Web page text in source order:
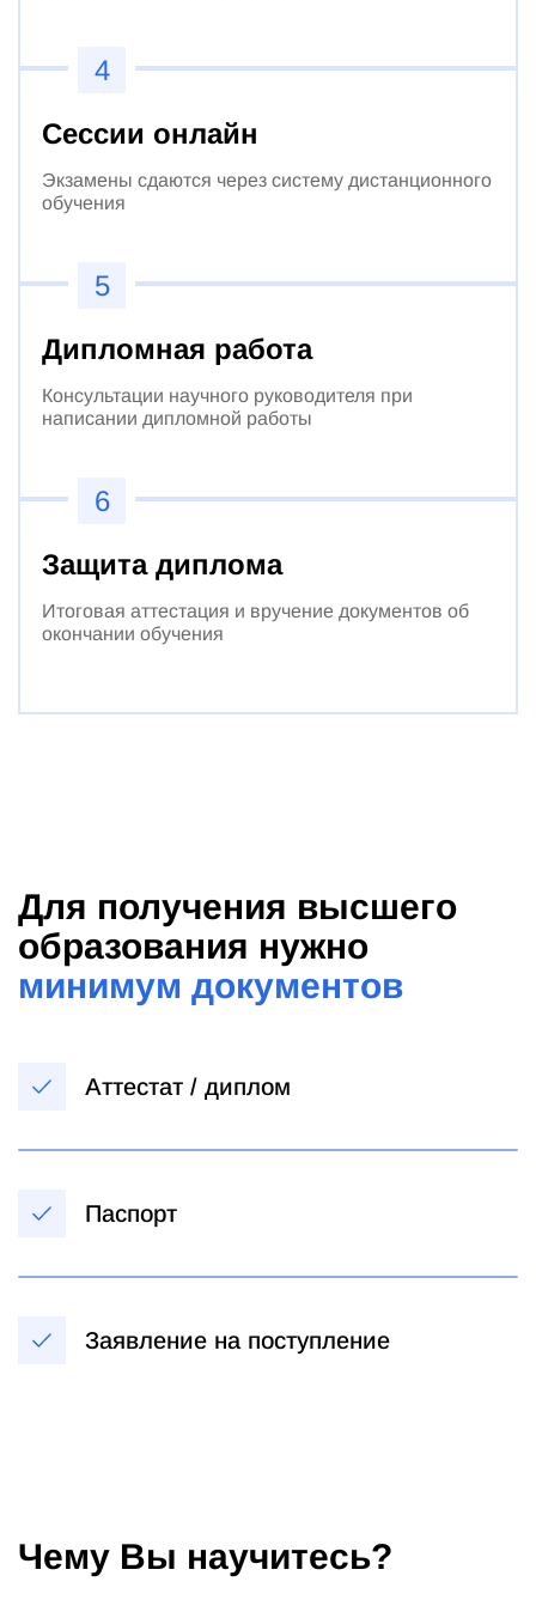
4
Сессии онлайн
Экзамены сдаются через систему дистанционного
обучения
5
Дипломная работа
Консультации научного руководителя при
написании дипломной работы
6
Защита диплома
Итоговая аттестация и вручение документов об
окончании обучения
Для получения высшего
образования нужно
минимум документов
Аттестат / диплом
Паспорт
Заявление на поступление
Чему Вы научитесь?